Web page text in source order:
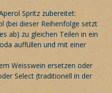
Spritz zubereitet:
(bei dieser Reihenfolge setzt
ab) zu gleichen Teilen in ein
auffüllen und mit einer
Weisswein ersetzen oder
Select (traditionell in der